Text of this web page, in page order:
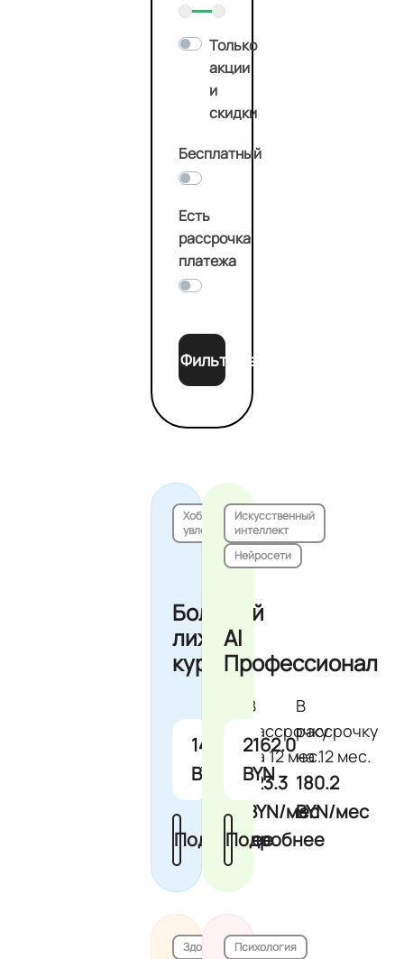
Только
акции
и
скидки
Бесплатный
Есть
рассрочка
платежа
Фильтровать
Хобби и
увлечения
Большой
лихой
курс
1480.0
BYN
В
рассрочку
на 12 мес.
123.3
BYN/мес
Подробнее
Искусственный
интеллект
Нейросети
AI
Профессионал
2162.0
BYN
В
рассрочку
на 12 мес.
180.2
BYN/мес
Подробнее
Здоровье
Психология